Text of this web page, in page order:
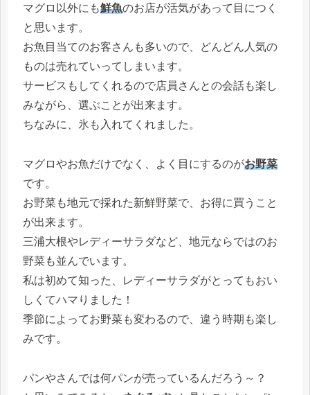
マグロ以外にも鮮魚のお店が活気があって目につく
と思います。
お魚目当てのお客さんも多いので、どんどん人気の
ものは売れていってしまいます。
サービスもしてくれるので店員さんとの会話も楽し
みながら、選ぶことが出来ます。
ちなみに、氷も入れてくれました。
マグロやお魚だけでなく、よく目にするのがお野菜
です。
お野菜も地元で採れた新鮮野菜で、お得に買うこと
が出来ます。
三浦大根やレディーサラダなど、地元ならではのお
野菜も並んでいます。
私は初めて知った、レディーサラダがとってもおい
しくてハマりました！
季節によってお野菜も変わるので、違う時期も楽し
みです。
パンやさんでは何パンが売っているんだろう～？